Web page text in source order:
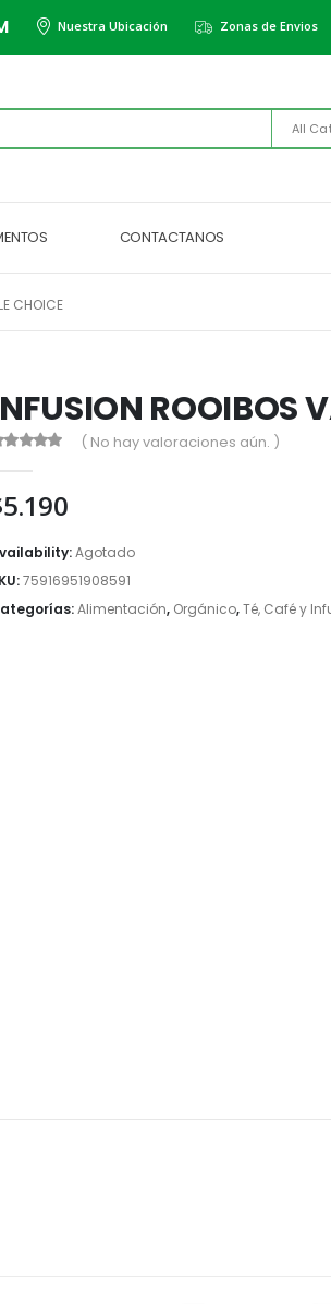
Nuestra Ubicación Zonas de Envios
All
CONTACTANOS
CHOICE
ROOIBOS
( No hay valoraciones aún. )
5.190
Agotado
75916951908591
Alimentación, Orgánico,Té, Café y